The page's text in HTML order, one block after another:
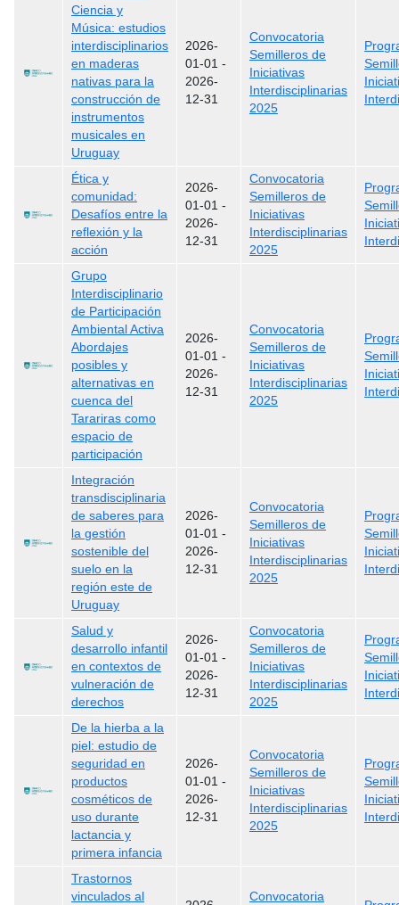
Ciencia y
Música: estudios
interdisciplinarios
en maderas
nativas para la
construcción de
instrumentos
musicales en
Uruguay
2026-
01-01 -
2026-
12-31
Convocatoria
Semilleros de
Iniciativas
Interdisciplinarias
2025
Ética y
comunidad:
Desafíos entre la
reflexión y la
acción
2026-
01-01 -
2026-
12-31
Convocatoria
Semilleros de
Iniciativas
Interdisciplinarias
2025
Grupo
Interdisciplinario
de Participación
Ambiental Activa
Abordajes
posibles y
alternativas en
cuenca del
Tarariras como
espacio de
participación
2026-
01-01 -
2026-
12-31
Convocatoria
Semilleros de
Iniciativas
Interdisciplinarias
2025
Integración
transdisciplinaria
de saberes para
la gestión
sostenible del
suelo en la
región este de
Uruguay
2026-
01-01 -
2026-
12-31
Convocatoria
Semilleros de
Iniciativas
Interdisciplinarias
2025
Salud y
desarrollo infantil
en contextos de
vulneración de
derechos
2026-
01-01 -
2026-
12-31
Convocatoria
Semilleros de
Iniciativas
Interdisciplinarias
2025
De la hierba a la
piel: estudio de
seguridad en
productos
cosméticos de
uso durante
lactancia y
primera infancia
2026-
01-01 -
2026-
12-31
Convocatoria
Semilleros de
Iniciativas
Interdisciplinarias
2025
Trastornos
vinculados al
Convocatoria